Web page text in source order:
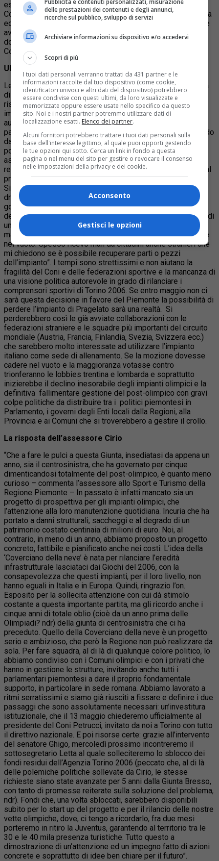
essere dati alla Regione affinché li metta a disposizione dei
Comuni con l’obiettivo di sfruttare al meglio l’eredità olimpica
ed evitare la chiusura degli impianti di montagna. La Regione
aveva presentato il progetto della “Coverciano della neve’”
dopodiché è sceso il completo silenzio e dal Presidente
Cota non abbiamo sentito più una sola parola.
Ultima chiamata per gli impianti di Cesana e Pragelato
Le responsabilità della Regione sono evidenti. La mancanza
di una iniziativa politica per ottenere fondi e stanziamenti
rischia di gettare nell’abbandono le strutture olimpiche e di
impoverire la stessa offerta turistica. Per questo
auspichiamo che la Mozione venga sottoscritta dai
parlamentari di tutti gli schieramenti. Purtroppo si sta facendo
davvero tutto il possibile per destrutturare il sistema
postolimpico e far fuggire i soci americani. E ogni giorno
assistiamo a una nuova indagine giudiziaria, …”, da quelle
relativa alle gare d’appalto nella gestione del Parcolimpico al
problema dell’amoniaca della pista di Pariol. Secondo il
Sindaco di Pragelato Giovanni Arolfo la “situazione è
drammatica e constatiamo da tempo una incapacità totale di
governo del postolimpico. Gli impianti sono abbandonati al
degrado. Quello di Pragelato, per esempio, necessiterebbe di
una rete di protezione per impedire lo scivolamento del
manto nevoso, ma tutte le richieste in tal senso sono cadute
nel vuoto. Spesso ricevo mail da cittadini anche stranieri che
mi chiedono se è possibile recuperare parti o pezzi
dell’impianto”. I tempi sono strettissimi e non aiutano la
fragilità del Coni e delle federazioni sportive e la mancanza di
una visione politica autorevole in grado di rilanciare i
comprensori sportivi di Torino 2006. Se entro maggio non ci
sarà questa decisione in favore del Piemonte la possibilità di
perdere l’impianto di Pragelato sarà una realtà. Si
perderebbero così le già avviate collaborazioni con le
federazioni straniere e le squadre più importanti del circuito
mondiale (Austria, Francia, Finlandia, Svezia, Svizzera ecc.)
che sarebbero molto interessate ad utilizzare l’impianto
italiano come sede di allenamento. Se la mozione dovesse
cadere nel vuoto e la maggioranza votasse contro
trionferanno le lobbies trentina e lombarda e soprattutto
inizierebbe il declino inesorabile degli impianti olimpici e la
definitiva fallimentare gestione del post-olimpico con gravi
colpe politiche da distribuire tra i politici piemontesi in
Parlamento, i governi degli Enti locali dalla Regioni, alla
Provincia e ai Comuni che si troverebbero a gestire il crollo.
La risposta dell’assessore Cirio
“Che a fare le pulci a questa Giunta, insediatasi da appena un
anno, sia il centrosinistra, che ha governato per cinque
dimenticandosi totalmente del post-olimpico, è quanto meno
curioso – commenta l’assessore allo Sport e Turismo della
Regione Piemonte – In passato è infatti mancato sia un
progetto di prospettiva per gli impianti olimpici, che
l’attenzione alla loro manutenzione quotidiana. Incuria che ha
portato a danni strutturali, saccheggi e al degrado di un
patrimonio costato centinaia di milioni di euro. Noi, al
contrario, in meno di un anno, abbiamo proposto un progetto
concreto, fattibile e pianificato anche nei costi. L’idea della
‘Coverciano della neve’ è nata per rilanciare l’eredità
infrastrutturale lasciataci dai Giochi del 2006, con la
consapevolezza che questi impianti, per il loro livello, non
hanno eguali in Italia e in Europa. Quindi, ringrazio l’on.
Esposito per la sollecita attenzione con cui dà stimolo
costante a questa importante partita, ma gli ricordo anche i
cinque anni di totale oblio (cioè da un anno prima delle
Olimpiadi? ndr) della giunta di centrosinistra che ci ha
preceduto. Quello della Coverciano della neve è un progetto
serio e ambizioso, che però la Regione non può realizzare da
sola. Per fare squadra, al di là di qualunque colore politico, lo
abbiamo condiviso con i Comuni olimpici e con i privati che
hanno in gestione le strutture, invitando anche tutti i
parlamentari piemontesi a dare il proprio fondamentale
supporto, in particolare in sede romana. Abbiamo lavorato a
ritmi serratissimi e siamo già riusciti a fissare e definire i due
passaggi che sono assolutamente necessari: un’investitura
istituzionale, che il 13 maggio chiederemo ufficialmente al
presidente del Coni Petrucci, invitato da noi a Torino con tutto
il direttivo nazionale. E poi risorse certe: grazie all’intervento
del senatore Ghigo, mercoledì prossimo incontreremo il
sottosegretario Letta al quale solleciteremo lo sblocco dei
fondi residui dell’Agenzia Torino 2006 (peccato che, al di là
delle polemiche politiche sollevate da Cirio, le stesse
richieste siano state avanzate per 5 anni dalla Giunta Bresso,
con tanto di promesse reiterate sulla soluzione del problema,
ndr). Fondi che, una volta sbloccati, sarebbero disponibili
subito per lo start up del progetto e per il rilancio delle nostre
vette olimpiche, dove, ci tengo a ricordarlo, fra due mesi
porteremo in ritiro la Juventus, garantendo al territorio tra le
30 e le 40 mila presenza turistiche. Tutto questo a
dimostrazione di un’attenzione ed un impegno fatto di azioni
concrete e soprattutto di idee ben chiare per il futuro”.
delle prestazioni dei contenuti e degli annunci,
ricerche sul pubblico, sviluppo di servizi
Archiviare informazioni su dispositivo e/o accedervi
Scopri di più
I tuoi dati personali verranno trattati da 431 partner e le
informazioni raccolte dal tuo dispositivo (come cookie,
identificatori univoci e altri dati del dispositivo) potrebbero
essere condivise con questi ultimi, da loro visualizzate e
memorizzate oppure essere usate nello specifico da questo
sito. Noi e i nostri partner potremmo utilizzare dati di
localizzazione esatti. Elenco dei partner.
Alcuni fornitori potrebbero trattare i tuoi dati personali sulla
base dell'interesse legittimo, al quale puoi opporti gestendo
le tue opzioni qui sotto. Cerca un link in fondo a questa
pagina o nel menu del sito per gestire o revocare il consenso
nelle impostazioni della privacy e dei cookie.
Acconsento
Gestisci le opzioni